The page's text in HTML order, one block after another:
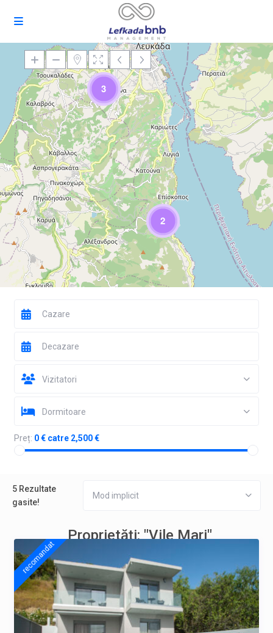
Încărcare Hartă
2
3
Vizitatori
Dormitoare
Preț: 0 € catre 2,500 €
5 Rezultate
gasite!
Mod implicit
Proprietăți: "Vile Mari"
recomandat